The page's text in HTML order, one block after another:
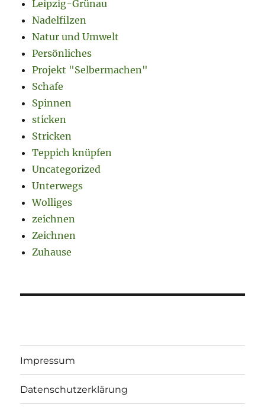
Leipzig-Grünau
Nadelfilzen
Natur und Umwelt
Persönliches
Projekt "Selbermachen"
Schafe
Spinnen
sticken
Stricken
Teppich knüpfen
Uncategorized
Unterwegs
Wolliges
zeichnen
Zeichnen
Zuhause
Impressum
Datenschutzerklärung